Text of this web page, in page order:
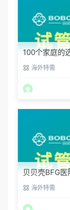
100个家庭的
分享海外特需
贝贝壳BFG
单 海外特需